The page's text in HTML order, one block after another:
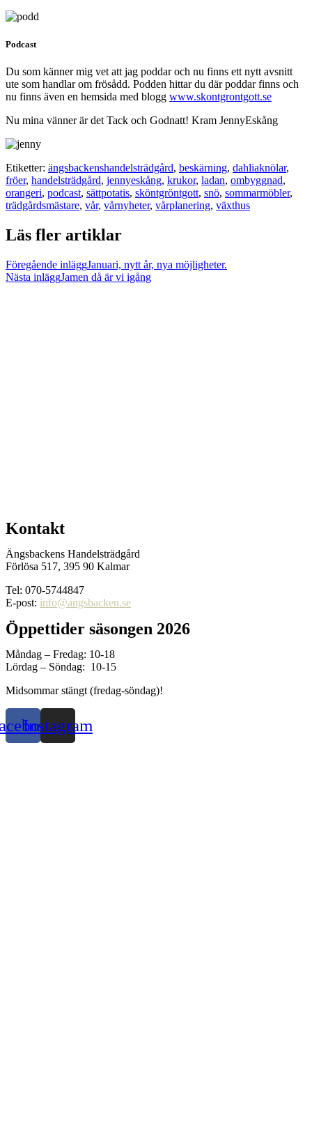
Podcast
Du som känner mig vet att jag poddar och nu finns ett nytt avsnitt
ute som handlar om frösådd. Podden hittar du där poddar finns och
nu finns även en hemsida med blogg www.skontgrontgott.se
Nu mina vänner är det Tack och Godnatt! Kram JennyEskång
Etiketter: ängsbackenshandelsträdgård, beskärning, dahliaknölar,
fröer, handelsträdgård, jennyeskång, krukor, ladan, ombyggnad,
orangeri, podcast, sättpotatis, sköntgröntgott, snö, sommarmöbler,
trädgårdsmästare, vår, vårnyheter, vårplanering, växthus
Läs fler artiklar
Föregående inläggJanuari, nytt år, nya möjligheter.
Nästa inläggJamen då är vi igång
Kontakt
Ängsbackens Handelsträdgård
Förlösa 517, 395 90 Kalmar
Tel: 070-5744847
E-post: info@angsbacken.se
Öppettider säsongen 2026
Måndag – Fredag: 10-18
Lördag – Söndag: 10-15
Midsommar stängt (fredag-söndag)!
Instagram